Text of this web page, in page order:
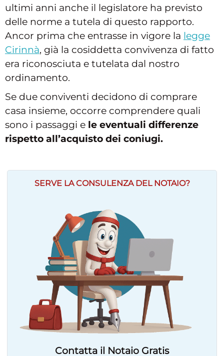
ultimi anni anche il legislatore ha previsto
delle norme a tutela di questo rapporto.
Ancor prima che entrasse in vigore la legge
Cirinnà, già la cosiddetta convivenza di fatto
era riconosciuta e tutelata dal nostro
ordinamento.
Se due conviventi decidono di comprare
casa insieme, occorre comprendere quali
sono i passaggi e le eventuali differenze
rispetto all’acquisto dei coniugi.
SERVE LA CONSULENZA DEL NOTAIO?
Contatta il Notaio Gratis